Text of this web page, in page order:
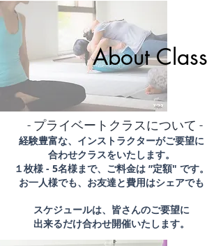
About Class
​- プライベートクラスについて -
経験豊富な、インストラクターがご要望に
合わせクラスをいたします。
１枚様 - 5名様まで、ご料金は ”定額" です。
お一人様でも、お友達と費用はシェアでも
​スケジュールは、皆さんのご要望に
出来るだけ合わせ開催いたします。